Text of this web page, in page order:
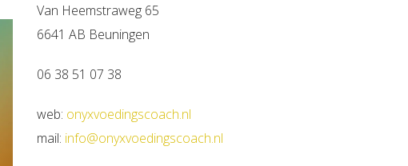
Van Heemstraweg 65
6641 AB Beuningen
06 38 51 07 38
web: onyxvoedingscoach.nl
mail: info@onyxvoedingscoach.nl